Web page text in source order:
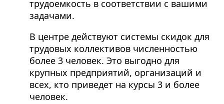
трудоемкость в соответствии с вашими
задачами.
В центре действуют системы скидок для
трудовых коллективов численностью
более 3 человек. Это выгодно для
крупных предприятий, организаций и
всех, кто приведет на курсы 3 и более
человек.